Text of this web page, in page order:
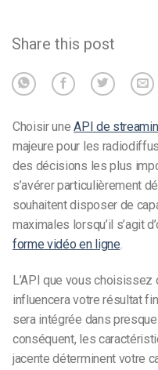
Share this post
Choisir uneAPI de
majeure pour les
des décisions les plus
s’avérer particulièrement
souhaitent disposer de
maximales lorsqu’il s’agit
forme vidéo en ligne.
L’API que vous choisissez
influencera votre résultat
sera intégrée dans
conséquent, les
jacente déterminent votre